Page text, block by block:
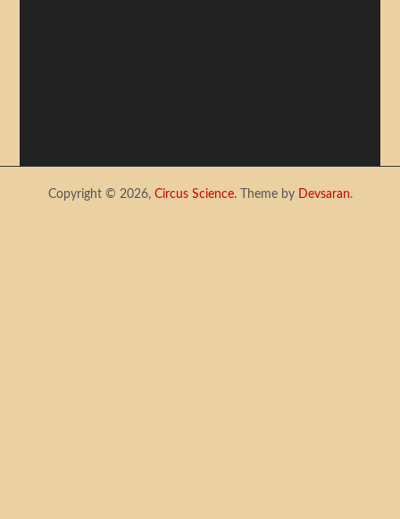
Copyright © 2026, Circus Science. Theme by Devsaran.